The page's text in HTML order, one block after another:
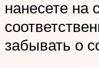
нанесете на
забывать о